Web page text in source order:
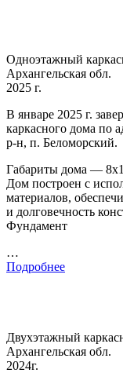
Одноэтажный
Архангельская обл.
2025 г.
В январе 2025 г.
каркасного дома по
р-н, п. Беломорский.
Габариты дома —
Дом построен с
материалов,
и долговечность
Фундамент
…
Подробнее
Двухэтажный
Архангельская обл.
2024г.